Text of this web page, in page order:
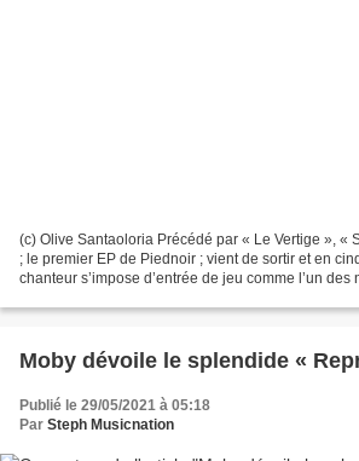
(c) Olive Santaoloria Précédé par « Le Vertige », «
; le premier EP de Piednoir ; vient de sortir et en
chanteur s’impose d’entrée de jeu comme l’un
Moby dévoile le splendide «
Publié le 29/05/2021 à 05:18
Par Steph Musicnation